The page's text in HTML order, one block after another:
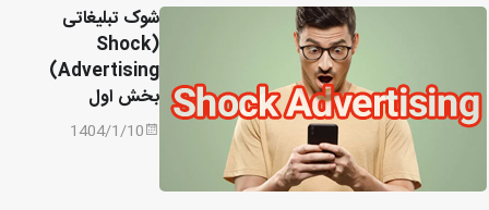
شوک تبلیغاتی
(Shock
Advertising)
بخش اول
1404/1/10